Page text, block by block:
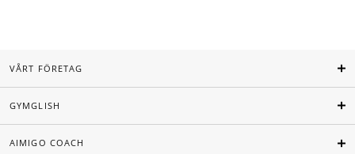
VÅRT FÖRETAG
GYMGLISH
AIMIGO COACH